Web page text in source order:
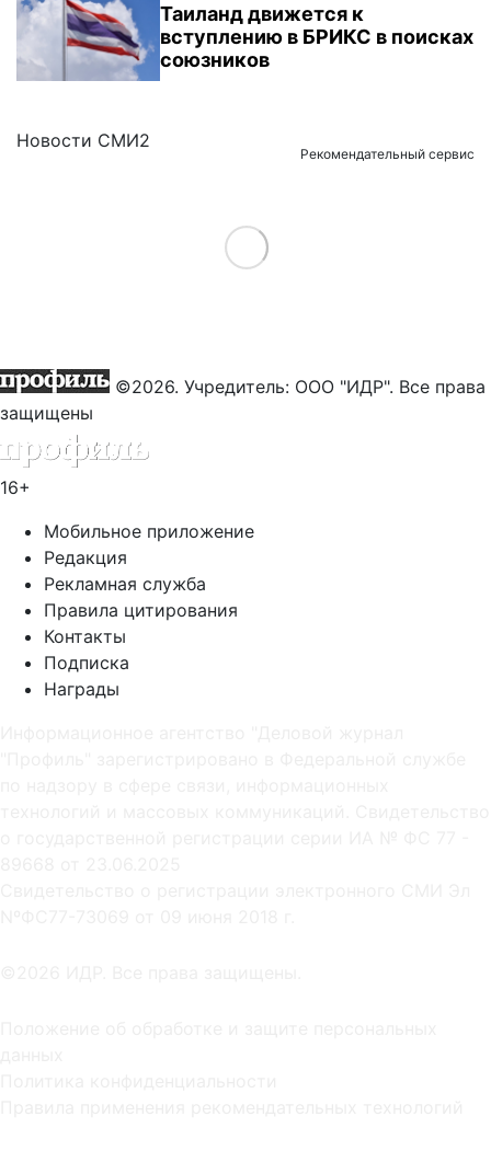
Таиланд движется к
вступлению в БРИКС в поисках
союзников
Новости СМИ2
Рекомендательный сервис
Load More
©2026. Учредитель: ООО "ИДР". Все права
защищены
16+
Мобильное приложение
Редакция
Рекламная служба
Правила цитирования
Контакты
Подписка
Награды